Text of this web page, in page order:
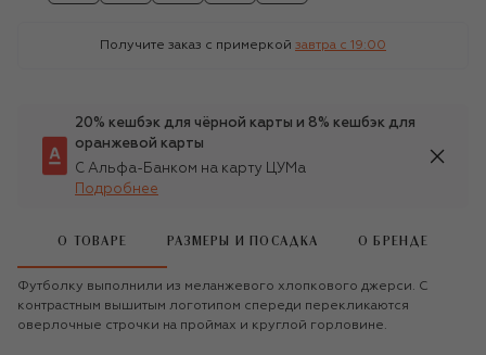
Получите заказ с примеркой завтра c 19:00
20% кешбэк для чёрной карты и 8% кешбэк для
оранжевой карты
С Альфа-Банком на карту ЦУМа
Подробнее
О ТОВАРЕ РАЗМЕРЫ И ПОСАДКА О БРЕНДЕ
Футболку выполнили из меланжевого хлопкового джерси. С
контрастным вышитым логотипом спереди перекликаются
оверлочные строчки на проймах и круглой горловине.